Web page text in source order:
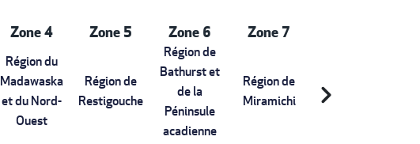
Zone 4
Région du
Madawaska
et du Nord-
Ouest
Zone 5
Région de
Restigouche
Zone 6
Région de
Bathurst et
de la
Péninsule
acadienne
Zone 7
Région de
Miramichi
chevron_right